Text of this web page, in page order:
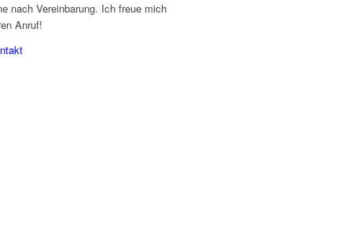
nach Vereinbarung. Ich freue mich
Anruf!